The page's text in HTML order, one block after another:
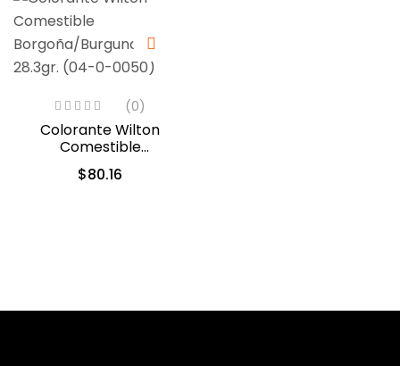
(0)
Colorante Wilton
Comestible
Borgoña/Burgundy
28.3gr. (04-0-0050)
$80.16